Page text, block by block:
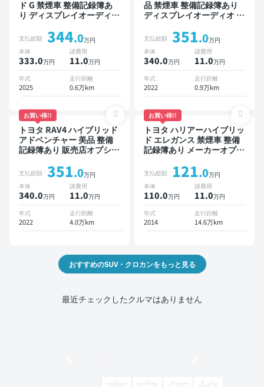
ド G 禁煙車 整備記録簿あ
り ディスプレイオーディオ
ニター デジタルインナーミ
ラー オートクルーズ ワイ
ヤレスキー ETC 電動バッ
クドア バックモニター 全
方位カメラ ドライブレコー
ダー 衝突軽減
支払総額 344.0万円
本体
333.0万円
諸費用
11.0万円
年式
2025
走行距離
0.6万km
品 禁煙車 整備記録簿あり
ディスプレイオーディオ ※
スポットモニター オートク
ルーズ スマートキー ETC
電動バックドア バックモニ
ター 全方位カメラ ドライ
ブレコーダー 衝突軽減
支払総額 351.0万円
本体
340.0万円
諸費用
11.0万円
年式
2022
走行距離
0.9万km
お買い得!!
トヨタ RAV4 ハイブリッド
アドベンチャー 美品 整備
記録簿あり 販売店オプショ
ットモニター デジタルイン
ナーミラー オートクルーズ
スマートキー ETC バック
モニター ドライブレコーダ
ー 衝突軽減
支払総額 351.0万円
本体
340.0万円
諸費用
11.0万円
年式
2022
走行距離
4.0万km
お買い得!!
トヨタ ハリアーハイブリッ
ド エレガンス 禁煙車 整備
記録簿あり メーカーオプシ
ETC バックモニター ドラ
イブレコーダー
支払総額 121.0万円
本体
110.0万円
諸費用
11.0万円
年式
2014
走行距離
14.6万km
おすすめのSUV・クロカンをもっと見る
最近チェックしたクルマはありません